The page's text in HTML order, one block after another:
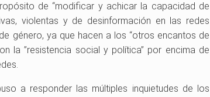
de “modificar y achicar la capacidad de
violentas y de desinformación en las redes
género, ya que hacen a los “otros encantos de
la ”resistencia social y política” por encima de
a responder las múltiples inquietudes de los